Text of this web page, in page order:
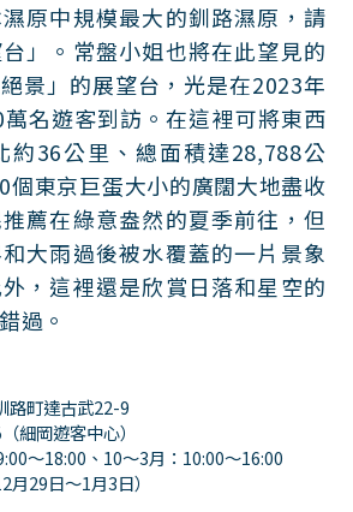
原中規模最大的釧路濕原，請
」。常盤小姐也將在此望見的
景」的展望台，光是在2023年
名遊客到訪。在這裡可將東西
約36公里、總面積達28,788公
個東京巨蛋大小的廣闊大地盡收
薦在綠意盎然的夏季前往，但
大雨過後被水覆蓋的一片景象
，這裡還是欣賞日落和星空的
過。
路町達古武22-9
細岡遊客中心）
～18:00、10～3月：10:00～16:00
29日～1月3日）